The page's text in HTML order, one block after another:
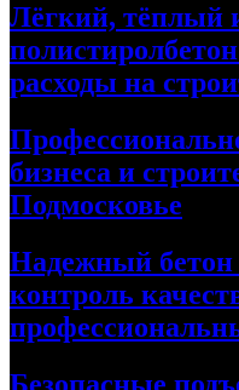
Лёгкий, тёплый
расходы на
бизнеса и
Подмосковье
Надежный бетон
контроль
Безопасные